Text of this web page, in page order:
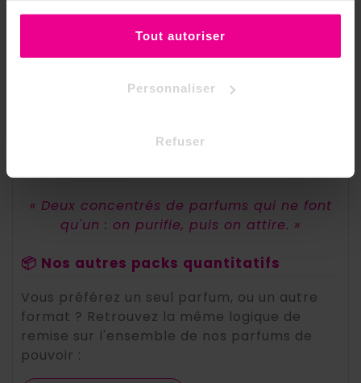
ou de les refuser.
Tout autoriser
Personnaliser
Refuser
purifiez et protégez avec l'Aoussarabia,
attirez la prospérité avec l'Anoudia
premier bain de dégagement à
flacons de chaque, vous pouvez renouveler
« Deux concentrés de parfums qui ne font
qu'un : on purifie, puis on attire. »
📦 Nos autres packs quantitatifs
Vous préférez un seul parfum, ou un autre
format ? Retrouvez la même logique de
remise sur l'ensemble de nos parfums de
pouvoir :